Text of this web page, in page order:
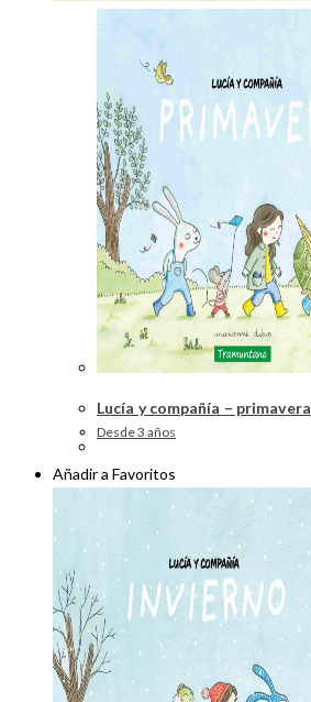
Lucía y compañía – primavera
Desde 3 años
Añadir a Favoritos